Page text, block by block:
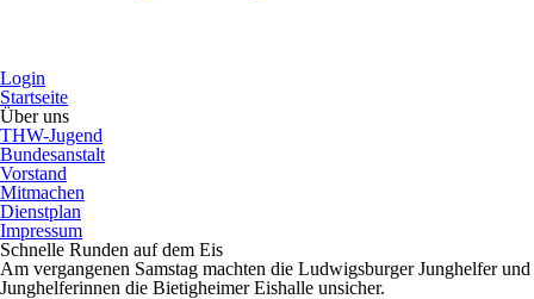
Login
Startseite
Über uns
THW-Jugend
Bundesanstalt
Vorstand
Mitmachen
Dienstplan
Impressum
Schnelle Runden auf dem Eis
Am vergangenen Samstag machten die Ludwigsburger Junghelfer und
Junghelferinnen die Bietigheimer Eishalle unsicher.